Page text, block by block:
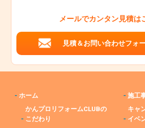
メールでカンタン見積は
見積＆お問い合わせフォ
- ホーム
-
かんプロリフォームCLUBの
こだわり
-施工
-
キャ
イベ